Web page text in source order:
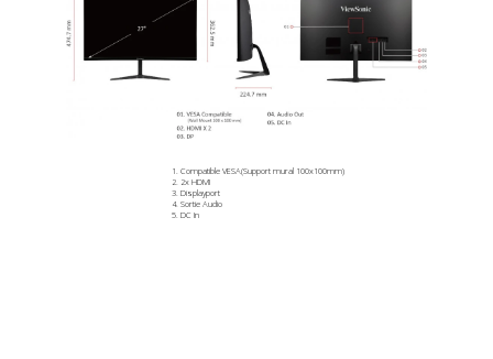
Compatible VESA(Support mural 100x100mm)
2x HDMI
Displayport
Sortie Audio
DC In